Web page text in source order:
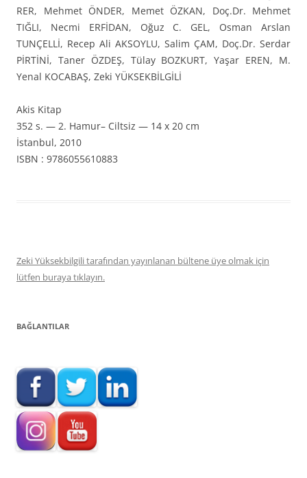
RER, Mehmet ÖNDER, Memet ÖZKAN, Doç.Dr. Mehmet
TIĞLI, Necmi ERFİDAN, Oğuz C. GEL, Osman Arslan
TUNÇELLİ, Recep Ali AKSOYLU, Salim ÇAM, Doç.Dr. Serdar
PİRTİNİ, Taner ÖZDEŞ, Tülay BOZKURT, Yaşar EREN, M.
Yenal KOCABAŞ, Zeki YÜKSEKBİLGİLİ
Akis Kitap
352 s. — 2. Hamur– Ciltsiz — 14 x 20 cm
İstanbul, 2010
ISBN : 9786055610883
Zeki Yüksekbilgili tarafından yayınlanan bültene üye olmak için
lütfen buraya tıklayın.
BAĞLANTILAR